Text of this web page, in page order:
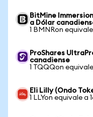
BitMine
a Dólar
1 BMNRon
ProShares
canadiense
1 TQQQon
Eli Lilly (Ondo
1 LLYon equivale a